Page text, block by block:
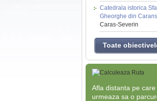
Catedrala istorica
Gheorghe din
Caras-Severin
Toate
Afla distanta pe care
urmeaza sa o